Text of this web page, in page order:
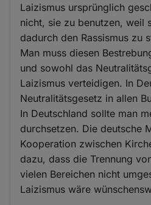
Laizismus ursprünglich
nicht, sie zu benutzen, weil
dadurch den Rassismus zu
Man muss diesen
und sowohl das
Laizismus verteidigen. In
Neutralitätsgesetz in allen
In Deutschland sollte man
durchsetzen. Die deutsche
Kooperation zwischen
dazu, dass die Trennung
vielen Bereichen nicht
Laizismus wäre